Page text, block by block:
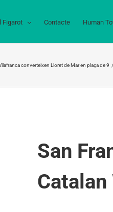
Figarot Contacte Human
converteixen Lloret de Mar en plaça de 9
San
Catalan